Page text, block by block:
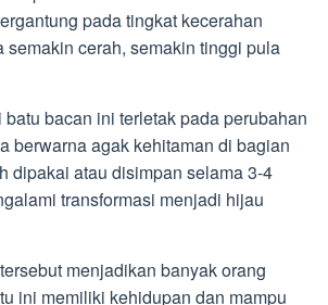
pada tingkat kecerahan
semakin cerah, semakin tinggi pula
bacan ini terletak pada perubahan
berwarna agak kehitaman di bagian
dipakai atau disimpan selama 3-4
transformasi menjadi hijau
menjadikan banyak orang
ini memiliki kehidupan dan mampu